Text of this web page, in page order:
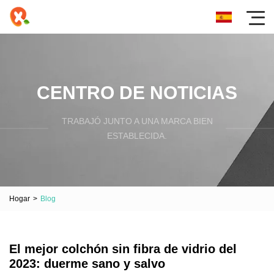
CENTRO DE NOTICIAS
TRABAJÓ JUNTO A UNA MARCA BIEN
ESTABLECIDA.
Hogar > Blog
El mejor colchón sin fibra de vidrio del
2023: duerme sano y salvo